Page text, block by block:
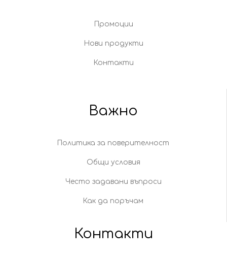
Промоции
Нови продукти
Контакти
Важно
Политика за поверителност
Общи условия
Често задавани въпроси
Как да поръчам
Контакти